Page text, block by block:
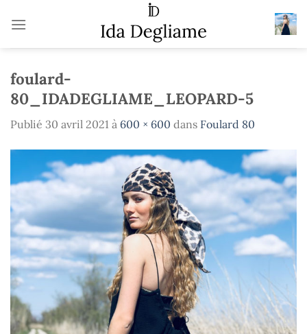
foulard-
80_IDADEGLIAME_LEOPARD-5
Publié 30 avril 2021 à 600 × 600 dans Foulard 80